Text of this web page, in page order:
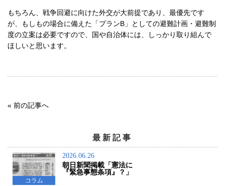
もちろん、戦争回避に向けた外交が大前提であり、最優先です
が、もしもの場合に備えた「プランB」としての避難計画・避難制
度の立案は必要ですので、国や自治体には、しっかり取り組んで
ほしいと思います。
« 前の記事へ
最新記事
コラム
2026.06.26
朝日新聞掲載「憲法に
『緊急事態条項』？」